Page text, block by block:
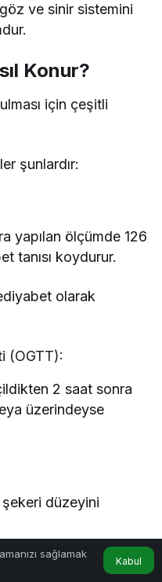
ve sinir sistemini
Konur?
için çeşitli
şunlardır:
yapılan ölçümde 126
tanısı koydurur.
olarak
(OGTT):
2 saat sonra
üzerindeyse
düzeyini
düşündürür.
sağlamak
Kabul